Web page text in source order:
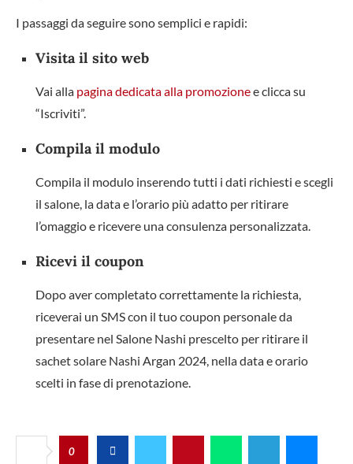
I passaggi da seguire sono semplici e rapidi:
Visita il sito web
Vai alla pagina dedicata alla promozionee clicca su
“Iscriviti”.
Compila il modulo
Compila il modulo inserendo tutti i dati richiesti e scegli
il salone, la data e l’orario più adatto per ritirare
l’omaggio e ricevere una consulenza personalizzata.
Ricevi il coupon
Dopo aver completato correttamente la richiesta,
riceverai un SMS con il tuo coupon personale da
presentare nel Salone Nashi prescelto per ritirare il
sachet solare Nashi Argan 2024, nella data e orario
scelti in fase di prenotazione.
0